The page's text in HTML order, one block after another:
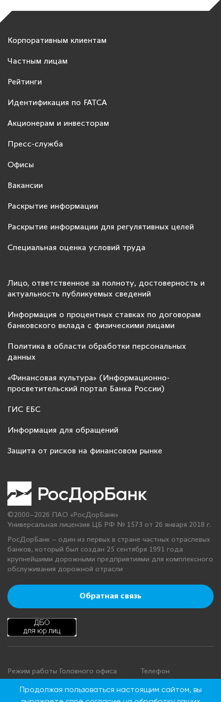
Корпоративным клиентам
Частным лицам
Рейтинги
Идентификация по FATCA
Акционерам и инвесторам
Пресс-служба
Офисы
Вакансии
Раскрытие информации
Раскрытие информации для регулятивных целей
Специальная оценка условий труда
Лицо, ответственное за полноту, достоверность и
актуальность публикуемых сведений
Информация о процентных ставках по договорам
банковского вклада с физическими лицами
Политика в области обработки персональных
данных
«Финансовая культура» (Информационно-
просветительский портал Банка России)
ГИС ЕБС
Информация для обращений
Защита от рисков на финансовом рынке
©2000–2026 ПАО «РосДорБанк»
Универсальная лицензия ЦБ РФ № 1573 от 26 января 2018 г.
РосДорБанк – один из первых в стране частных отраслевых
банков, который был создан 25 сентября 1991 года
крупнейшими дорожными предприятиями для комплексного
обслуживания дорожной отрасли
Обратная связь
Режим работы Головного офиса
Понедельник - четверг: с 9:00 до
18:00
Телефон
+7 495 276 00 22
8 800 100 00 22
Продолжая пользоваться настоящим сайтом, вы